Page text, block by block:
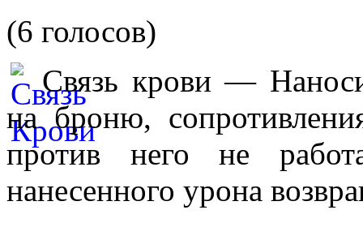
(6 голосов)
Связь крови —
на броню,
против него не
нанесенного урона